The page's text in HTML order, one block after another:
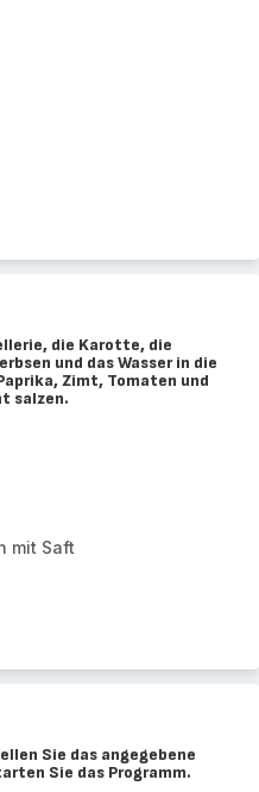
die Karotte, die
und das Wasser in die
Zimt, Tomaten und
salzen.
mit Saft
Sie das angegebene
Sie das Programm.